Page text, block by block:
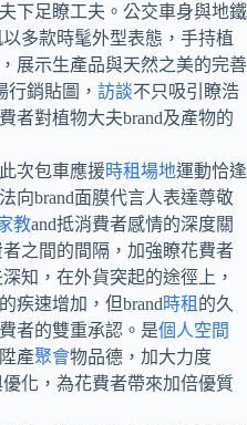
下足瞭工夫。公交車身與地鐵
多款時髦外型表態，手持植
，展示生產品與天然之美的完善
行銷貼圖， 訪談不只吸引瞭浩
者對植物大夫brand及產物的
次包車應援時租場地運動恰逢
向brand面膜代言人表達尊敬
教and抵消費者感情的深度關
之間的間隔，加強瞭花費者
知，在外貨突起的途徑上，
疾速增加，但brand時租 的久
者的雙重承認。是個人空間
產聚會物品德，加大力度
化，為花費者帶來加倍優質